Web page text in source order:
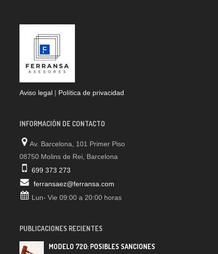
Aviso legal | Política de privacidad
INFORMACIÓN DE CONTACTO
Av. Barcelona, 101 Primer Piso
08750 Molins de Rei, Barcelona
699 373 273
ferransaez@ferransa.com
Lun- Vie 09:00 a 20:00 horas
PUBLICACIONES RECIENTES
MODELO 720: POSIBLES SANCIONES